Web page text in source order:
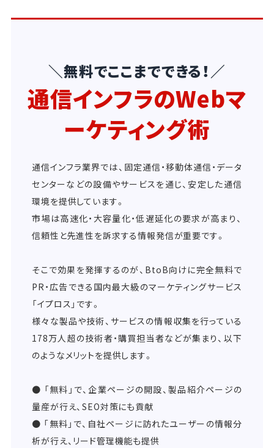
＼無料でここまでできる！／
通信インフラのWebマ
ーケティング術
通信インフラ業界では、固定通信・移動体通信・データ
センターなどの設備やサービスを通じ、安定した通信
環境を提供しています。
市場は高速化・大容量化・低遅延化の要求が高まり、
信頼性と先進性を訴求する情報発信が重要です。
そこで効果を発揮するのが、BtoB向けに完全無料で
PR・広告できる国内最大級のマーケティングサービス
「イプロス」です。
様々な製品や技術、サービスの情報収集を行っている
178万人超の技術者・購買担当者などが集まり、以下
のようなメリットを提供します。
● 「無料」で、企業ページの開設、製品紹介ページの
量産が行え、SEO対策にも貢献
● 「無料」で、自社ページに訪れたユーザーの情報分
析が行え、リード管理機能も提供